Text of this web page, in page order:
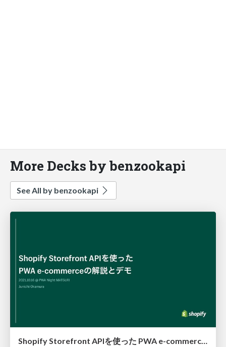
More Decks by benzookapi
See All by benzookapi
Shopify Storefront APIを使った PWA e-commerceの解説とデモ